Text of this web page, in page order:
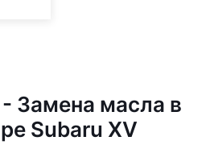
Замена масла в
Subaru XV